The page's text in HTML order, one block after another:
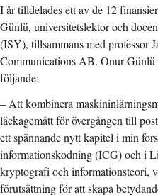
I år tilldelades ett av de 12
Günlü, universitetslektor och
(ISY), tillsammans med professor
Communications AB. Onur Günlü
följande:
– Att kombinera
läckagemått för övergången till
ett spännande nytt kapitel i min
informationskodning (ICG) och i
kryptografi och informationsteori,
förutsättning för att skapa